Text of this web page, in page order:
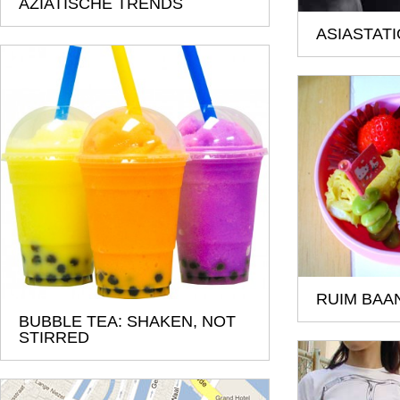
AZIATISCHE TRENDS
BUBBLE TEA: SHAKEN, NOT
STIRRED
RUIM